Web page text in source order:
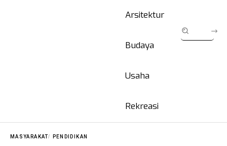
Arsitektur
Budaya
Usaha
Rekreasi
MASYARAKAT PENDIDIKAN